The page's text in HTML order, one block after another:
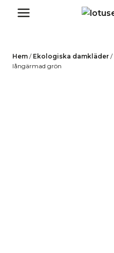
Hem / Ekologiska damkläder /
långärmad grön